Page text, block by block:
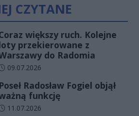
CZYTANE
większy ruch. Kolejne
przekierowane z
do Radomia
dodania artykułu:
09.07.2026
Poseł Radosław Fogiel objął
funkcję
dodania artykułu:
11.07.2026